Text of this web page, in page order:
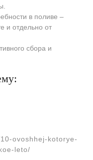
в поливе –
и отдельно от
сбора и
ovoshhej-kotorye-
leto/